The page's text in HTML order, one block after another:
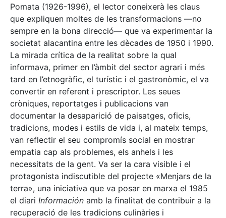
Pomata (1926-1996), el lector coneixerà les claus
que expliquen moltes de les transformacions —no
sempre en la bona direcció— que va experimentar la
societat alacantina entre les dècades de 1950 i 1990.
La mirada crítica de la realitat sobre la qual
informava, primer en l’àmbit del sector agrari i més
tard en l’etnogràfic, el turístic i el gastronòmic, el va
convertir en referent i prescriptor. Les seues
cròniques, reportatges i publicacions van
documentar la desaparició de paisatges, oficis,
tradicions, modes i estils de vida i, al mateix temps,
van reflectir el seu compromís social en mostrar
empatia cap als problemes, els anhels i les
necessitats de la gent. Va ser la cara visible i el
protagonista indiscutible del projecte «Menjars de la
terra», una iniciativa que va posar en marxa el 1985
el diari Información amb la finalitat de contribuir a la
recuperació de les tradicions culinàries i